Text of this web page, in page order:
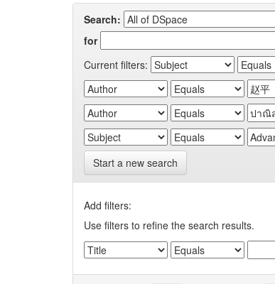
Search:
for
Current filters:
Start a new search
Add filters:
Use filters to refine the search results.